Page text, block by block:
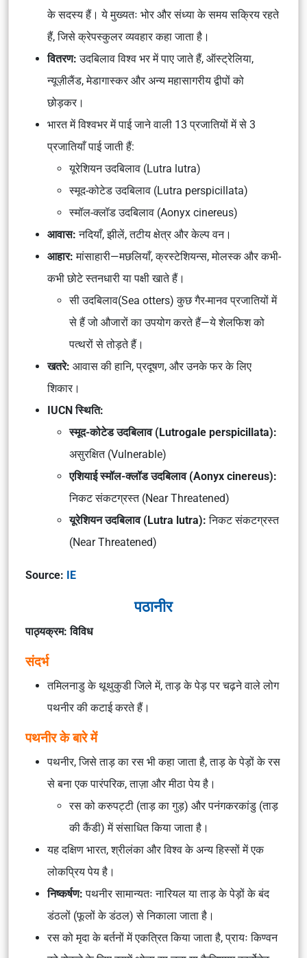
के सदस्य हैं। ये मुख्यतः भोर और संध्याके समय सक्रिय रहते
हैं, जिसेक्रेपस्कुलरव्यवहार कहा जाता है।
वितरण:उदबिलावविश्व भर मेंपाए जाते हैं, ऑस्ट्रेलिया,
न्यूज़ीलैंड, मेडागास्कर और अन्यमहासागरीय द्वीपोंको
छोड़कर।
भारत मेंविश्वभर में पाई जाने वाली 13 प्रजातियोंमें से 3
प्रजातियाँपाई जाती हैं:
यूरेशियन उदबिलाव (Lutra lutra)
स्मूद-कोटेड उदबिलाव (Lutra perspicillata)
स्मॉल-क्लॉड उदबिलाव (Aonyx cinereus)
आवास:नदियाँ, झीलें, तटीय क्षेत्र औरकेल्प वन।
आहार:मांसाहारी—मछलियाँ, क्रस्टेशियन्स, मोलस्क और कभी-
कभी छोटे स्तनधारी या पक्षी खाते हैं।
सी उदबिलाव(Sea otters) कुछगैर-मानव प्रजातियोंमें
से हैं जो औजारों का उपयोगकरते हैं—येशेलफिश को
पत्थरों से तोड़तेहैं।
खतरे: आवास की हानि,प्रदूषण, औरउनके फर के लिए
शिकार ।
IUCN स्थिति:
स्मूद-कोटेड उदबिलाव(Lutrogale perspicillata):
असुरक्षित (Vulnerable)
एशियाई स्मॉल-क्लॉड उदबिलाव(Aonyx cinereus):
निकट संकटग्रस्त (Near Threatened)
यूरेशियन उदबिलाव(Lutra lutra):निकट संकटग्रस्त
(Near Threatened)
Source: IE
पठानीर
पाठ्यक्रम: विविध
संदर्भ
तमिलनाडु के थूथुकुडी जिले में, ताड़ के पेड़ पर चढ़ने वाले लोग
पथनीर की कटाई करते हैं।
पथनीर के बारे में
पथनीर, जिसे ताड़ का रस भी कहा जाता है, ताड़ के पेड़ों के रस
से बना एक पारंपरिक, ताज़ा और मीठा पेय है।
रस को करुपट्टी (ताड़ का गुड़) और पनंगकरकांडु (ताड़
की कैंडी) में संसाधित किया जाता है।
यह दक्षिण भारत, श्रीलंका और विश्व के अन्य हिस्सों में एक
लोकप्रिय पेय है।
निष्कर्षण:पथनीर सामान्यतः नारियल या ताड़ के पेड़ों के बंद
डंठलों (फूलों के डंठल) से निकाला जाता है।
रस को मृदा के बर्तनों में एकत्रित किया जाता है, प्रायः किण्वन